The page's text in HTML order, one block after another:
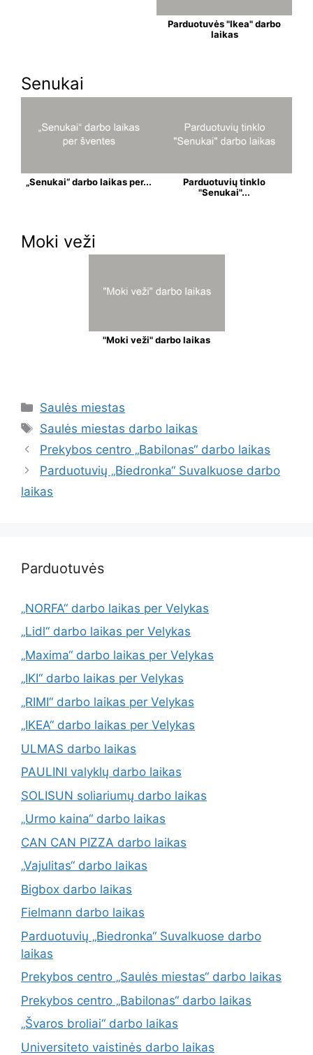
Parduotuvės "Ikea" darbo
laikas
Senukai
„Senukai“ darbo laikas per...
Parduotuvių tinklo
"Senukai"...
Moki veži
"Moki veži" darbo laikas
Saulės miestas
Saulės miestas darbo laikas
Prekybos centro „Babilonas“ darbo laikas
Parduotuvių „Biedronka“ Suvalkuose darbo
laikas
Parduotuvės
„NORFA“ darbo laikas per Velykas
„Lidl“ darbo laikas per Velykas
„Maxima“ darbo laikas per Velykas
„IKI“ darbo laikas per Velykas
„RIMI“ darbo laikas per Velykas
„IKEA“ darbo laikas per Velykas
ULMAS darbo laikas
PAULINI valyklų darbo laikas
SOLISUN soliariumų darbo laikas
„Urmo kaina“ darbo laikas
CAN CAN PIZZA darbo laikas
„Vajulitas“ darbo laikas
Bigbox darbo laikas
Fielmann darbo laikas
Parduotuvių „Biedronka“ Suvalkuose darbo
laikas
Prekybos centro „Saulės miestas“ darbo laikas
Prekybos centro „Babilonas“ darbo laikas
„Švaros broliai“ darbo laikas
Universiteto vaistinės darbo laikas